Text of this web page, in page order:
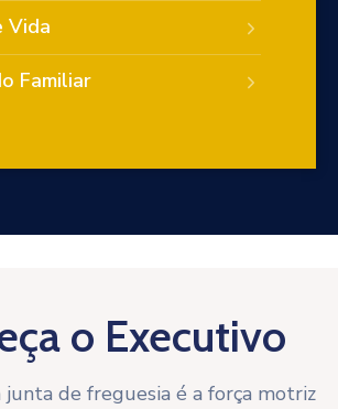
Vida
Familiar
o Executivo
junta de freguesia é a força motriz